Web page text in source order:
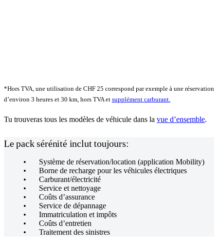
*Hors TVA, une utilisation de CHF 25 correspond par exemple à une réservation
d’environ 3 heures et 30 km, hors TVA et supplément carburant.
Tu trouveras tous les modèles de véhicule dans la vue d’ensemble.
Le pack sérénité inclut toujours:
Système de réservation/location (application Mobility)
Borne de recharge pour les véhicules électriques
Carburant/électricité
Service et nettoyage
Coûts d’assurance
Service de dépannage
Immatriculation et impôts
Coûts d’entretien
Traitement des sinistres